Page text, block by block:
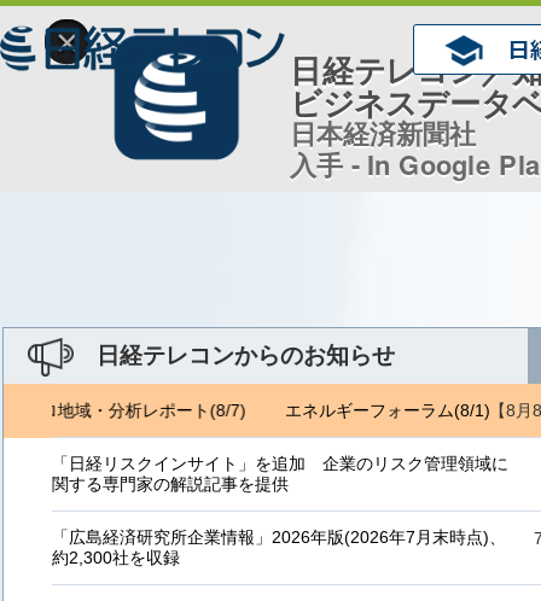
×
日経テレコン／
ビジネスデータ
日本経済新聞社
入手 - In Google
日経テレコンからのお知らせ
【8月
トロ地域・分析レポート(8/7) エネルギーフォーラム(8/1) ジェ
「日経リスクインサイト」を追加 企業のリスク管理領域に
関する専門家の解説記事を提供
「広島経済研究所企業情報」2026年版(2026年7月末時点)、
約2,300社を収録